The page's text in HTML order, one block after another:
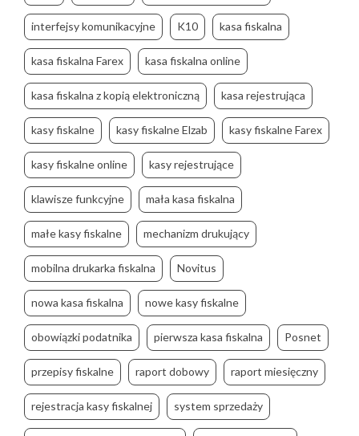
interfejsy komunikacyjne K10 kasa fiskalna
kasa fiskalna Farex kasa fiskalna online
kasa fiskalna z kopią elektroniczną kasa rejestrująca
kasy fiskalne kasy fiskalne Elzab kasy fiskalne Farex
kasy fiskalne online kasy rejestrujące
klawisze funkcyjne mała kasa fiskalna
małe kasy fiskalne mechanizm drukujący
mobilna drukarka fiskalna Novitus
nowa kasa fiskalna nowe kasy fiskalne
obowiązki podatnika pierwsza kasa fiskalna Posnet
przepisy fiskalne raport dobowy raport miesięczny
rejestracja kasy fiskalnej system sprzedaży